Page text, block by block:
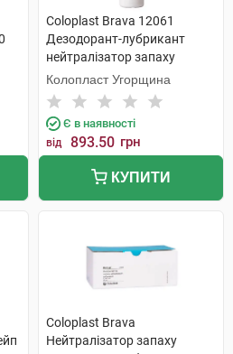
Coloplast Brava 12061
Дезодорант-лубрикант
нейтралізатор запаху
дезодорант 240 мл 1 флакон
Колопласт Угорщина
Є в наявності
від 893.50 грн
КУПИТИ
Coloplast Brava
Нейтралізатор запаху